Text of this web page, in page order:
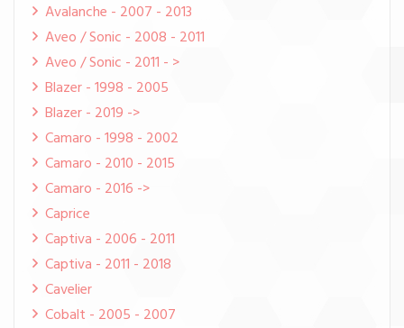
Avalanche - 2007 - 2013
Aveo / Sonic - 2008 - 2011
Aveo / Sonic - 2011 - >
Blazer - 1998 - 2005
Blazer - 2019 ->
Camaro - 1998 - 2002
Camaro - 2010 - 2015
Camaro - 2016 ->
Caprice
Captiva - 2006 - 2011
Captiva - 2011 - 2018
Cavelier
Cobalt - 2005 - 2007